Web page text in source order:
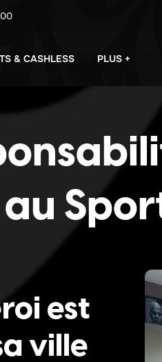
& CASHLESS PLUS +
est
ville